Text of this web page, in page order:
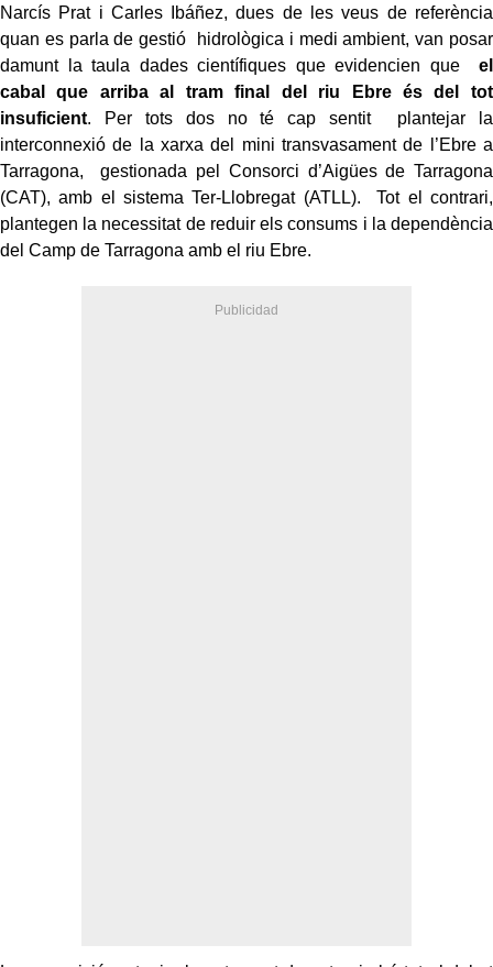
Narcís Prat i Carles Ibáñez, dues de les veus de referència
quan es parla de gestió hidrològica i medi ambient, van posar
damunt la taula dades científiques que evidencien que el
cabal que arriba al tram final del riu Ebre és del tot
insuficient. Per tots dos no té cap sentit plantejar la
interconnexió de la xarxa del mini transvasament de l’Ebre a
Tarragona, gestionada pel Consorci d’Aigües de Tarragona
(CAT), amb el sistema Ter-Llobregat (ATLL). Tot el contrari,
plantegen la necessitat de reduir els consums i la dependència
del Camp de Tarragona amb el riu Ebre.